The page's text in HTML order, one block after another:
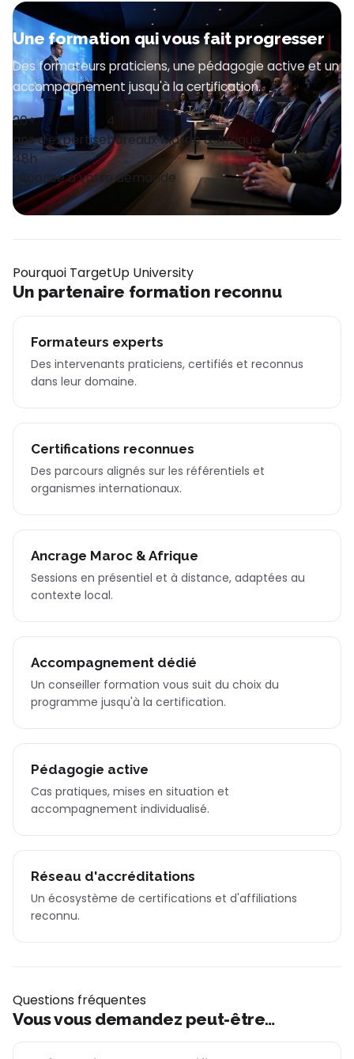
Une formation qui vous fait progresser
Des formateurs praticiens, une pédagogie active et un
accompagnement jusqu'à la certification.
20+
ans d'expertise
4
bureaux Maroc & Afrique
48h
réponse à votre demande
Pourquoi TargetUp University
Un partenaire formation reconnu
Formateurs experts
Des intervenants praticiens, certifiés et reconnus
dans leur domaine.
Certifications reconnues
Des parcours alignés sur les référentiels et
organismes internationaux.
Ancrage Maroc & Afrique
Sessions en présentiel et à distance, adaptées au
contexte local.
Accompagnement dédié
Un conseiller formation vous suit du choix du
programme jusqu'à la certification.
Pédagogie active
Cas pratiques, mises en situation et
accompagnement individualisé.
Réseau d'accréditations
Un écosystème de certifications et d'affiliations
reconnu.
Questions fréquentes
Vous vous demandez peut-être…